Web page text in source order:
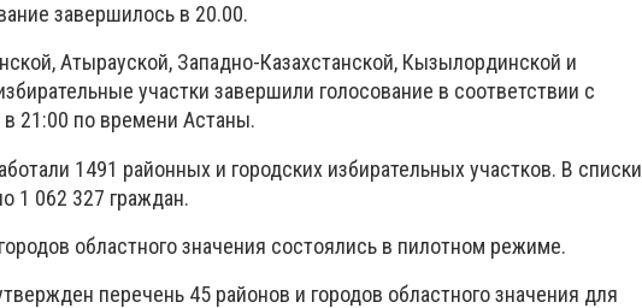
завершилось в 20.00.
Атырауской, Западно-Казахстанской, Кызылординской и
участки завершили голосование в соответствии с
21:00 по времени Астаны.
1491 районных и городских избирательных участков. В списки
1 062 327 граждан.
областного значения состоялись в пилотном режиме.
перечень 45 районов и городов областного значения для